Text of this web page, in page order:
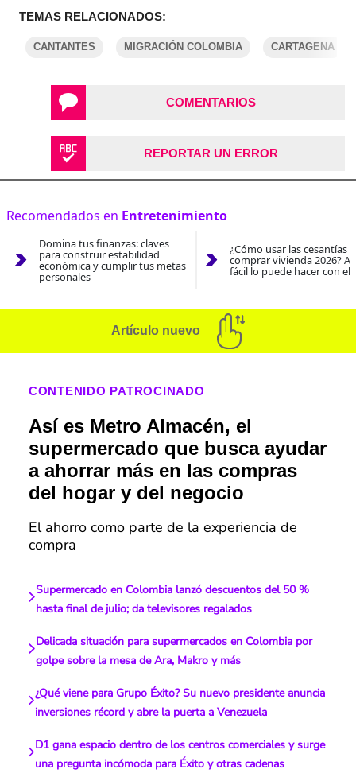
TEMAS RELACIONADOS:
CANTANTES MIGRACIÓN COLOMBIA CARTAGENA
COMENTARIOS
REPORTAR UN ERROR
Recomendados en Entretenimiento
Domina tus finanzas: claves
para construir estabilidad
económica y cumplir tus metas
personales
¿Cómo usar las cesantías
comprar vivienda 2026?
fácil lo puede hacer con el
Artículo nuevo
CONTENIDO PATROCINADO
Así es Metro Almacén, el
supermercado que busca ayudar
a ahorrar más en las compras
del hogar y del negocio
El ahorro como parte de la experiencia de
compra
Supermercado en Colombia lanzó descuentos del 50 %
hasta final de julio; da televisores regalados
Delicada situación para supermercados en Colombia por
golpe sobre la mesa de Ara, Makro y más
¿Qué viene para Grupo Éxito? Su nuevo presidente anuncia
inversiones récord y abre la puerta a Venezuela
D1 gana espacio dentro de los centros comerciales y surge
una pregunta incómoda para Éxito y otras cadenas